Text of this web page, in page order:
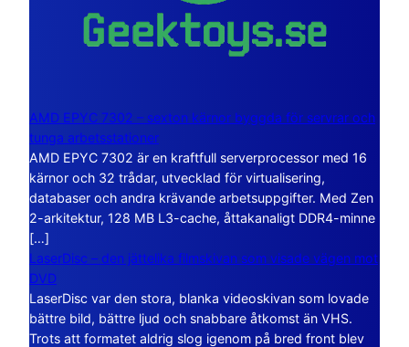
AMD EPYC 7302 – sexton kärnor byggda för servrar och
tunga arbetsstationer
AMD EPYC 7302 är en kraftfull serverprocessor med 16
kärnor och 32 trådar, utvecklad för virtualisering,
databaser och andra krävande arbetsuppgifter. Med Zen
2-arkitektur, 128 MB L3-cache, åttakanaligt DDR4-minne
[…]
LaserDisc – den jättelika filmskivan som visade vägen mot
DVD
LaserDisc var den stora, blanka videoskivan som lovade
bättre bild, bättre ljud och snabbare åtkomst än VHS.
Trots att formatet aldrig slog igenom på bred front blev